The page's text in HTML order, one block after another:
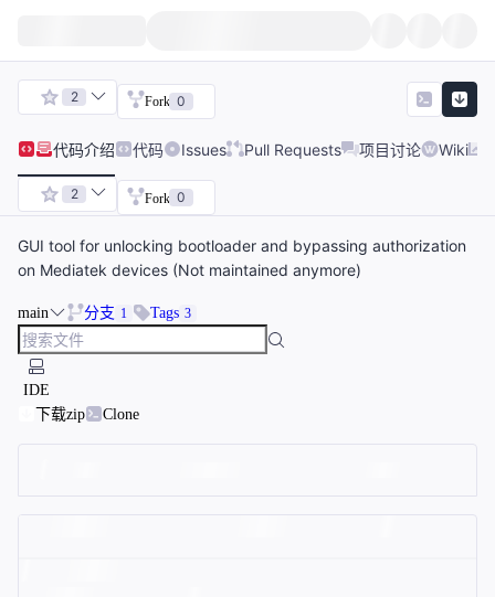
2 Fork 0
代码介绍 代码 Issues Pull Requests 项目讨论 Wiki
2 Fork 0
GUI tool for unlocking bootloader and bypassing authorization
on Mediatek devices (Not maintained anymore)
main 分支 1 Tags 3
IDE
下载zip
Clone